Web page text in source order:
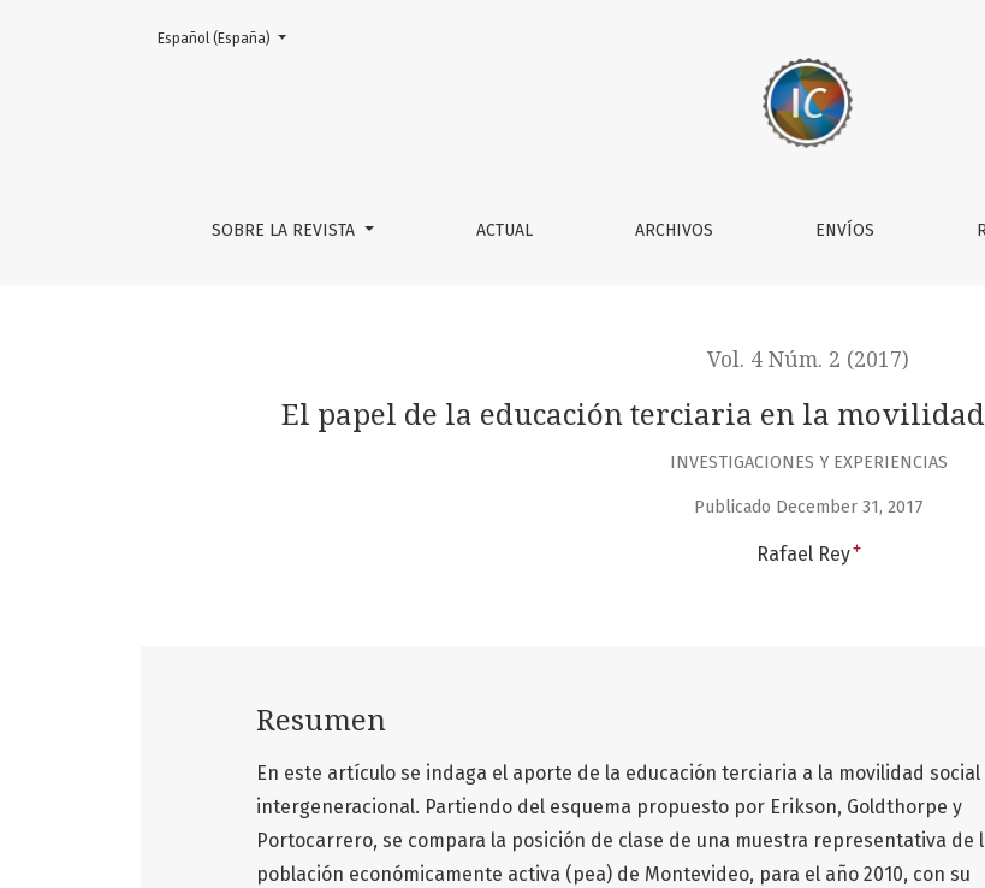
El papel de la educación terciaria en la movilidad social intergeneracional
SOBRE LA REVISTA ACTUAL ARCHIVOS ENVÍOS
Cambiar el idioma. El actual es:
Español (España)
Vol. 4 Núm. 2 (2017)
El papel de la educación terciaria en la
INVESTIGACIONES Y EXPERIENCIAS
Publicado December 31, 2017
Rafael Rey+
Resumen
En este artículo se indaga el aporte de la educación terciaria a la movilidad social
intergeneracional. Partiendo del esquema propuesto por Erikson, Goldthorpe y
Portocarrero, se compara la posición de clase de una muestra representativa de
población económicamente activa (pea) de Montevideo, para el año 2010, con su